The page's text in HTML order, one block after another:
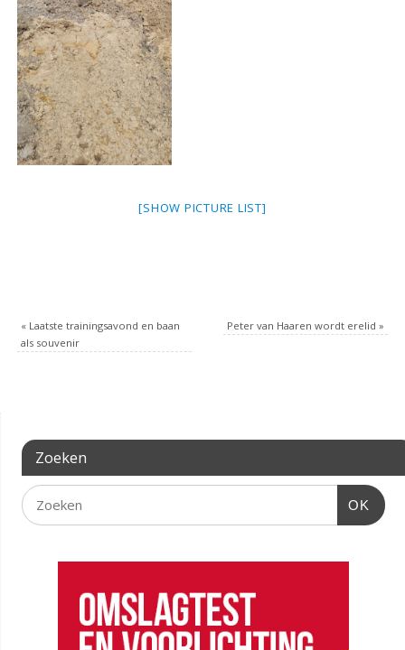
[SHOW PICTURE LIST]
«Laatste trainingsavond en baan
als souvenir
Peter van Haaren wordt erelid»
Zoeken
OK